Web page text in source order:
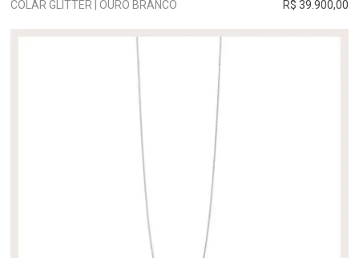
COLAR GLITTER | OURO BRANCO R$ 39.900,00